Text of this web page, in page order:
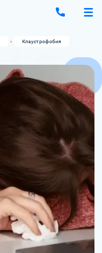
Клаустрофобия